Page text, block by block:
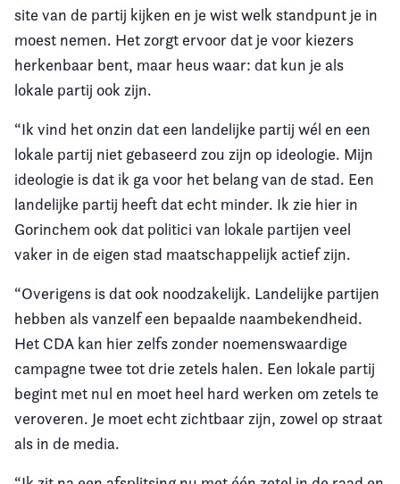
site van de partij kijken en je wist welk standpunt je in
moest nemen. Het zorgt ervoor dat je voor kiezers
herkenbaar bent, maar heus waar: dat kun je als
lokale partij ook zijn.
“Ik vind het onzin dat een landelijke partij wél en een
lokale partij niet gebaseerd zou zijn op ideologie. Mijn
ideologie is dat ik ga voor het belang van de stad. Een
landelijke partij heeft dat echt minder. Ik zie hier in
Gorinchem ook dat politici van lokale partijen veel
vaker in de eigen stad maatschappelijk actief zijn.
“Overigens is dat ook noodzakelijk. Landelijke partijen
hebben als vanzelf een bepaalde naambekendheid.
Het CDA kan hier zelfs zonder noemenswaardige
campagne twee tot drie zetels halen. Een lokale partij
begint met nul en moet heel hard werken om zetels te
veroveren. Je moet echt zichtbaar zijn, zowel op straat
als in de media.